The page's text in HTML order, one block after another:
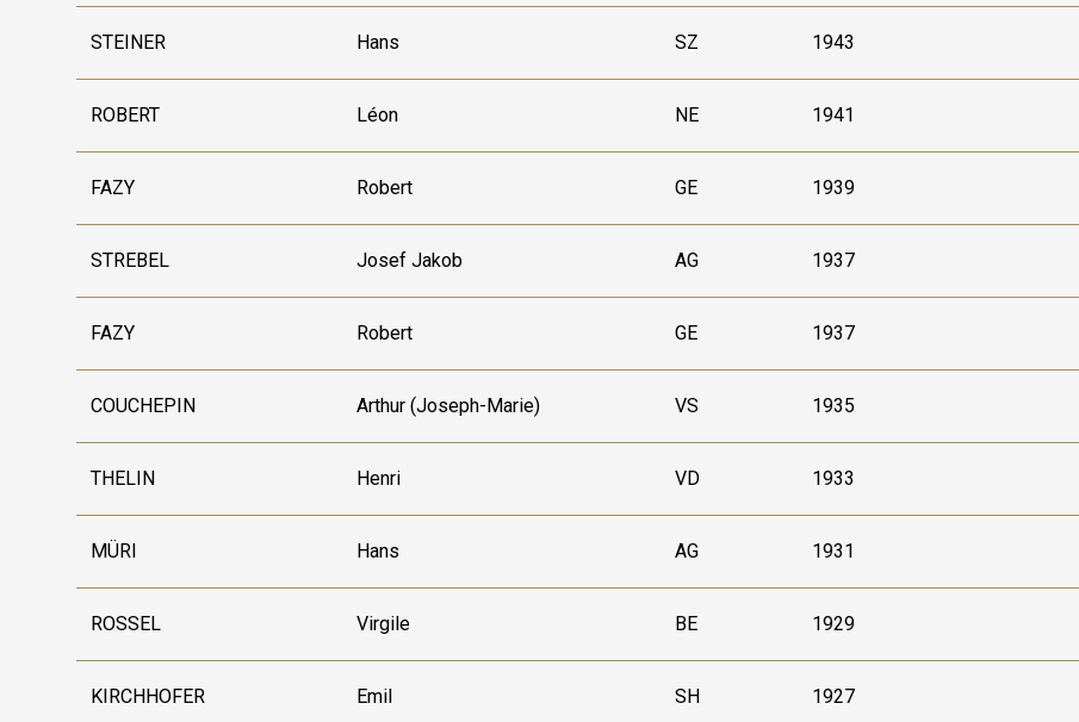
STEINER Hans SZ 1943
ROBERT Léon NE 1941
FAZY Robert GE 1939
STREBEL Josef Jakob AG 1937
FAZY Robert GE 1937
COUCHEPIN Arthur (Joseph-Marie) VS 1935
THELIN Henri VD 1933
MÜRI Hans AG 1931
ROSSEL Virgile BE 1929
KIRCHHOFER Emil SH 1927